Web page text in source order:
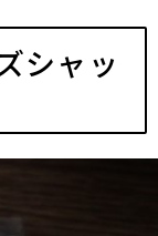
シャッ